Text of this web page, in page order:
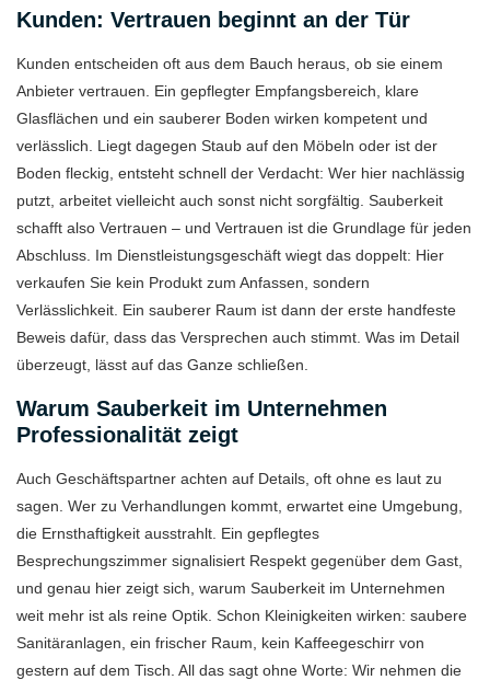
Kunden: Vertrauen beginnt an der Tür
Kunden entscheiden oft aus dem Bauch heraus, ob sie einem
Anbieter vertrauen. Ein gepflegter Empfangsbereich, klare
Glasflächen und ein sauberer Boden wirken kompetent und
verlässlich. Liegt dagegen Staub auf den Möbeln oder ist der
Boden fleckig, entsteht schnell der Verdacht: Wer hier nachlässig
putzt, arbeitet vielleicht auch sonst nicht sorgfältig. Sauberkeit
schafft also Vertrauen – und Vertrauen ist die Grundlage für jeden
Abschluss. Im Dienstleistungsgeschäft wiegt das doppelt: Hier
verkaufen Sie kein Produkt zum Anfassen, sondern
Verlässlichkeit. Ein sauberer Raum ist dann der erste handfeste
Beweis dafür, dass das Versprechen auch stimmt. Was im Detail
überzeugt, lässt auf das Ganze schließen.
Warum Sauberkeit im Unternehmen
Professionalität zeigt
Auch Geschäftspartner achten auf Details, oft ohne es laut zu
sagen. Wer zu Verhandlungen kommt, erwartet eine Umgebung,
die Ernsthaftigkeit ausstrahlt. Ein gepflegtes
Besprechungszimmer signalisiert Respekt gegenüber dem Gast,
und genau hier zeigt sich, warum Sauberkeit im Unternehmen
weit mehr ist als reine Optik. Schon Kleinigkeiten wirken: saubere
Sanitäranlagen, ein frischer Raum, kein Kaffeegeschirr von
gestern auf dem Tisch. All das sagt ohne Worte: Wir nehmen die